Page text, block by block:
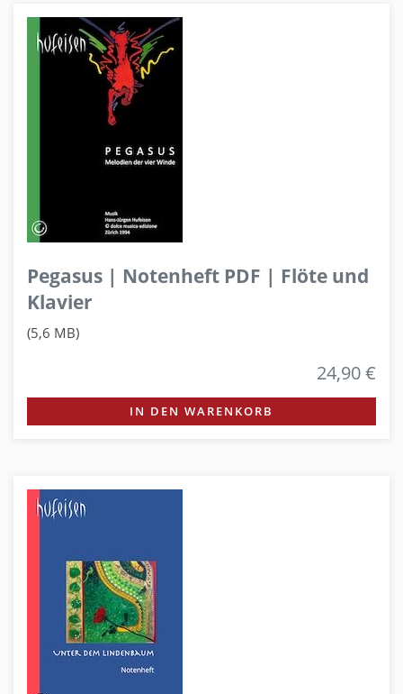
Pegasus | Notenheft PDF | Flöte und
Klavier
(5,6 MB)
24,90 €
IN DEN WARENKORB